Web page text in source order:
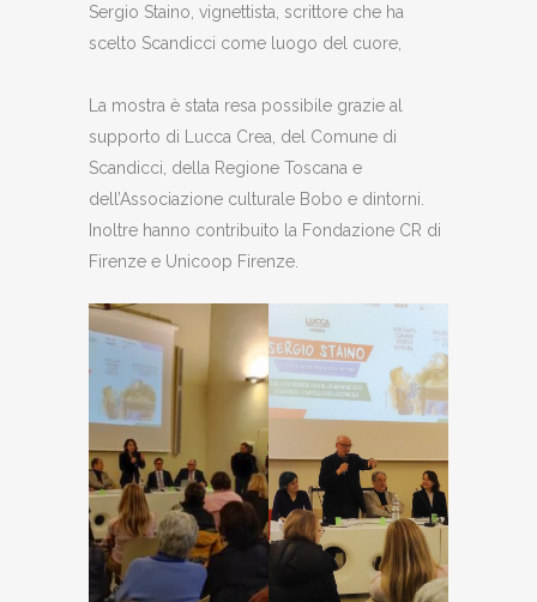
Sergio Staino, vignettista, scrittore che ha
scelto Scandicci come luogo del cuore,
La mostra è stata resa possibile grazie al
supporto di Lucca Crea, del Comune di
Scandicci, della Regione Toscana e
dell’Associazione culturale Bobo e dintorni.
Inoltre hanno contribuito la Fondazione CR di
Firenze e Unicoop Firenze.